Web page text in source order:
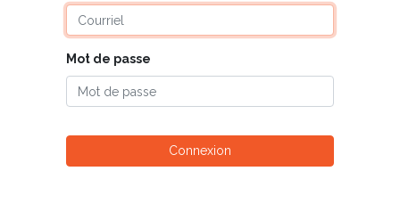
Mot de passe
Connexion